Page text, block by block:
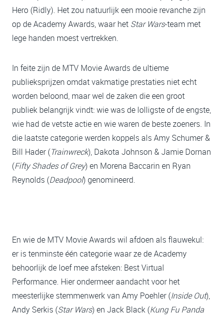
Hero (Ridly). Het zou natuurlijk een mooie revanche zijn
op de Academy Awards, waar het Star Wars-team met
lege handen moest vertrekken.
In feite zijn de MTV Movie Awards de ultieme
publieksprijzen omdat vakmatige prestaties niet echt
worden beloond, maar wel de zaken die een groot
publiek belangrijk vindt: wie was de lolligste of de engste,
wie had de vetste actie en wie waren de beste zoeners. In
die laatste categorie werden koppels als Amy Schumer &
Bill Hader (Trainwreck), Dakota Johnson & Jamie Dornan
(Fifty Shades of Grey) en Morena Baccarin en Ryan
Reynolds (Deadpool) genomineerd.
En wie de MTV Movie Awards wil afdoen als flauwekul:
er is tenminste één categorie waar ze de Academy
behoorlijk de loef mee afsteken: Best Virtual
Performance. Hier ondermeer aandacht voor het
meesterlijke stemmenwerk van Amy Poehler (Inside Out),
Andy Serkis (Star Wars) en Jack Black (Kung Fu Panda